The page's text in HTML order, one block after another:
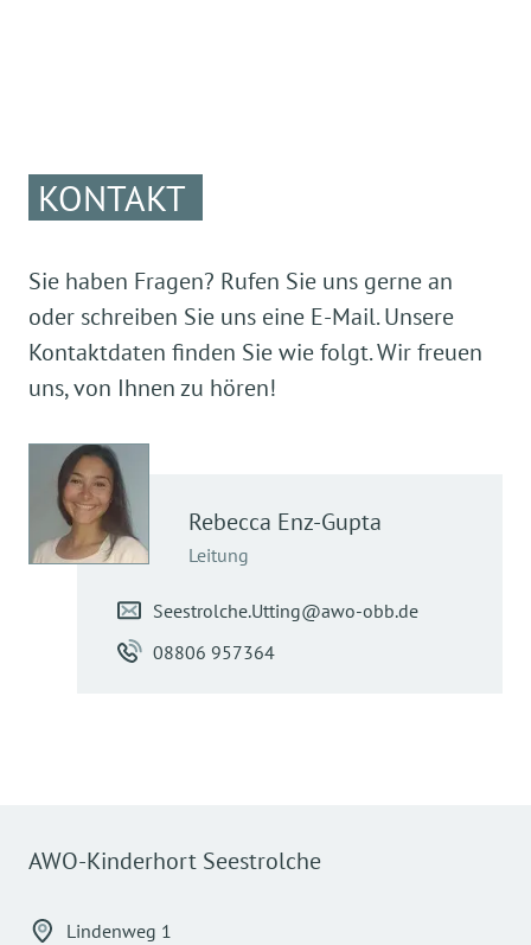
KONTAKT
Sie haben Fragen? Rufen Sie uns gerne an
oder schreiben Sie uns eine E-Mail. Unsere
Kontaktdaten finden Sie wie folgt. Wir freuen
uns, von Ihnen zu hören!
Rebecca Enz-Gupta
Leitung
Seestrolche.Utting@awo-obb.de
08806 957364
AWO-Kinderhort Seestrolche
Lindenweg 1